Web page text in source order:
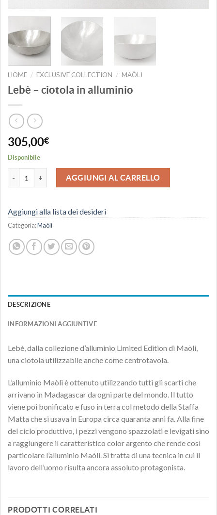
HOME / EXCLUSIVE COLLECTION / MAÒLI
Lebè – ciotola in alluminio
305,00€
Disponibile
AGGIUNGI AL CARRELLO
Aggiungi alla lista dei desideri
Categoria:Maòli
DESCRIZIONE
INFORMAZIONI AGGIUNTIVE
Lebè, dalla collezione d’alluminio Limited Edition di Maòli,
una ciotola utilizzabile anche come centrotavola.
L’alluminio Maòli è ottenuto utilizzando tutti gli scarti che
arrivano in Madagascar da ogni parte del mondo. Il tutto
viene poi bonificato e fuso in terra col metodo della Staffa
Matta che si usava in Europa circa quaranta anni fa. Alla fine
del ciclo produttivo, i pezzi vengono spazzolati e levigati sino
a raggiungere il caratteristico color argento che rende così
particolare l’alluminio Maòli. Si tratta di una tecnica in cui il
lavoro dell’uomo risulta ancora assoluto protagonista.
PRODOTTI CORRELATI